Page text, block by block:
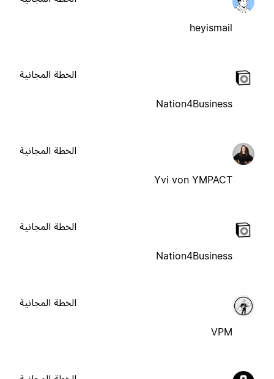
heyismail
Nation4Business
الخطة المجانية
Yvi von YMPACT
الخطة المجانية
Nation4Business
الخطة المجانية
VPM
الخطة المجانية